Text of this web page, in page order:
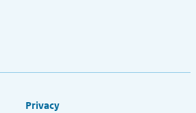
Privacy